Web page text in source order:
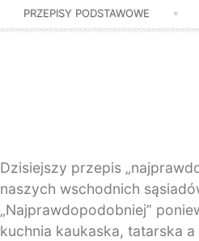
PRZEPISY PODSTAWOWE
Dzisiejszy przepis
naszych wschodnich
„Najprawdopodobniej”
kuchnia kaukaska, tatarska